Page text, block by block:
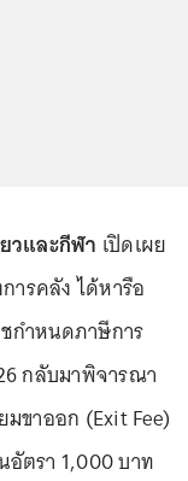
วและกีฬา เปิดเผย
ารคลัง ได้หารือ
กำหนดภาษีการ
กลับมาพิจารณา
ขาออก (Exit Fee)
อัตรา 1,000 บาท